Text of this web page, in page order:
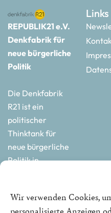
Wir verwenden Cookies,
REPUBLIK21 e.V.
Denkfabrik für
neue bürgerliche
Politik
Die Denkfabrik
R21 ist ein
politischer
Thinktank für
neue bürgerliche
Politik in
Links